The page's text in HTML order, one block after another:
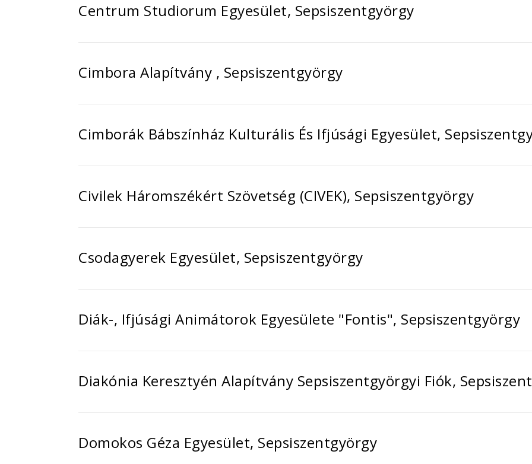
Centrum Studiorum Egyesület, Sepsiszentgyörgy
Cimbora Alapítvány , Sepsiszentgyörgy
Cimborák Bábszínház Kulturális És Ifjúsági Egyesület,
Civilek Háromszékért Szövetség (CIVEK), Sepsiszentgyörgy
Csodagyerek Egyesület, Sepsiszentgyörgy
Diák-, Ifjúsági Animátorok Egyesülete "Fontis", Sepsiszentgyörgy
Diakónia Keresztyén Alapítvány Sepsiszentgyörgyi Fiók,
Domokos Géza Egyesület, Sepsiszentgyörgy